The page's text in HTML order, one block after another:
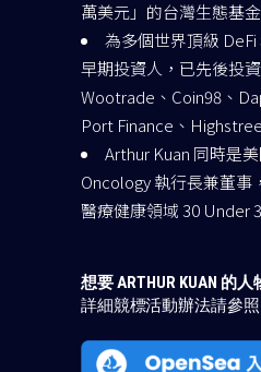
萬美元」的台灣生態基金
為多個世界頂級
早期投資人，已先後投
Wootrade、Coin98、
Port Finance、
Arthur Kuan 同時是
Oncology 執行長兼董事
醫療健康領域 30 Under
想要 ARTHUR KUAN 的人
詳細競標活動辦法請參照